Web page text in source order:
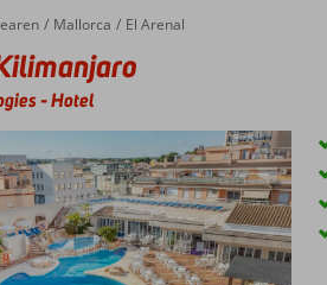
Mallorca El Arenal
-Hotel